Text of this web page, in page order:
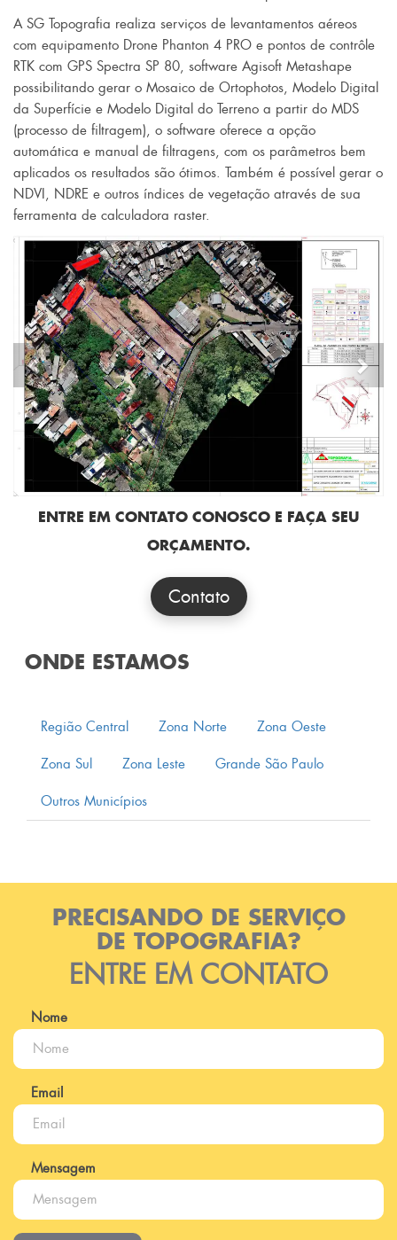
A SG Topografia realiza serviços de levantamentos aéreos
com equipamento Drone Phanton 4 PRO e pontos de contrôle
RTK com GPS Spectra SP 80, software Agisoft Metashape
possibilitando gerar o Mosaico de Ortophotos, Modelo Digital
da Superfície e Modelo Digital do Terreno a partir do MDS
(processo de filtragem), o software oferece a opção
automática e manual de filtragens, com os parâmetros bem
aplicados os resultados são ótimos. Também é possível gerar o
NDVI, NDRE e outros índices de vegetação através de sua
ferramenta de calculadora raster.
Previous Next
ENTRE EM CONTATO CONOSCO E FAÇA SEU
ORÇAMENTO.
Contato
ONDE ESTAMOS
Região Central Zona Norte Zona Oeste
Zona Sul Zona Leste Grande São Paulo
Outros Municípios
PRECISANDO DE SERVIÇO
DE TOPOGRAFIA?
ENTRE EM CONTATO
Nome
Email
Mensagem